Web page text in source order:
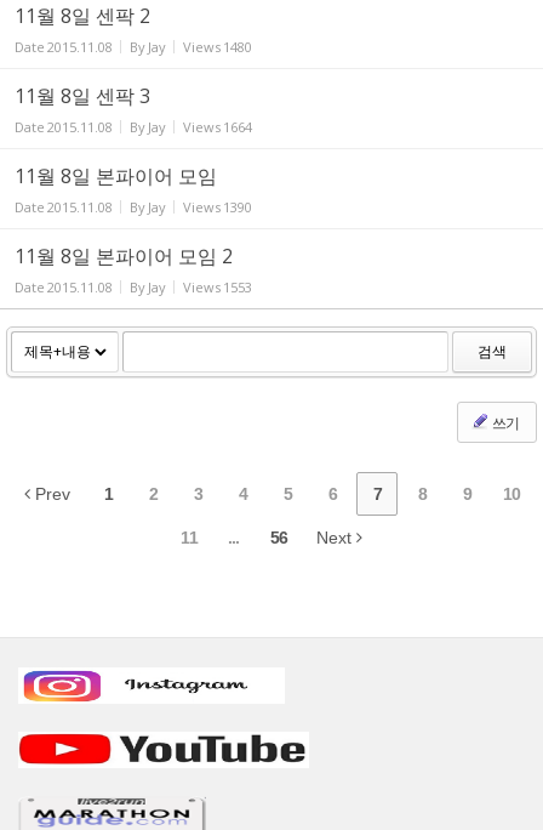
11월 8일 센팍 2
Date 2015.11.08 By Jay Views 1480
11월 8일 센팍 3
Date 2015.11.08 By Jay Views 1664
11월 8일 본파이어 모임
Date 2015.11.08 By Jay Views 1390
11월 8일 본파이어 모임 2
Date 2015.11.08 By Jay Views 1553
검색
쓰기
Prev 1 2 3 4 5 6 7 8 9 10
11 ... 56 Next